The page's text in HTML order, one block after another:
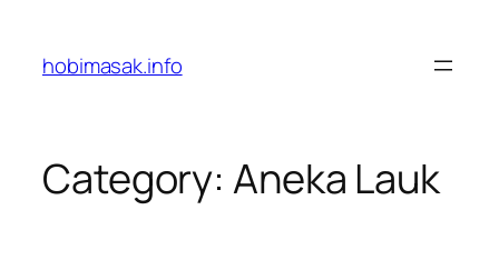
content
hobimasak.info
Category: Aneka Lauk